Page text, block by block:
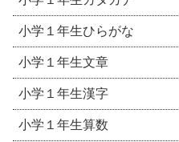
小学１年生ひらがな
小学１年生文章
小学１年生漢字
小学１年生算数